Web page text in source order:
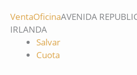
VentaOficinaAVENIDA
IRLANDA
Salvar
Cuota